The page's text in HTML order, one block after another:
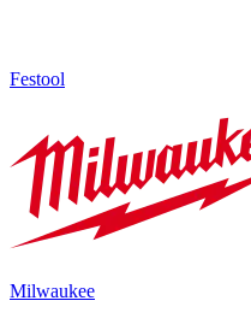
Festool
Milwaukee